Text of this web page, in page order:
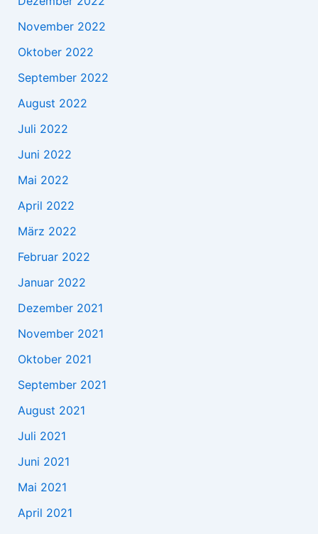
November 2022
Oktober 2022
September 2022
August 2022
Juli 2022
Juni 2022
Mai 2022
April 2022
März 2022
Februar 2022
Januar 2022
Dezember 2021
November 2021
Oktober 2021
September 2021
August 2021
Juli 2021
Juni 2021
Mai 2021
April 2021